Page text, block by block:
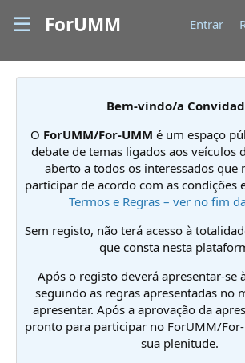
ForUMM Entrar
Bem-vindo/a
O ForUMM/For-UMM é um espaço
debate de temas ligados aos veículos
aberto a todos os interessados que
participar de acordo com as condições
Termos e Regras – ver no fim
Sem registo, não terá acesso à
que consta nesta
Após o registo deverá apresentar-se
seguindo as regras apresentadas no
apresentar. Após a aprovação da
pronto para participar no ForUMM/
sua plenitude.